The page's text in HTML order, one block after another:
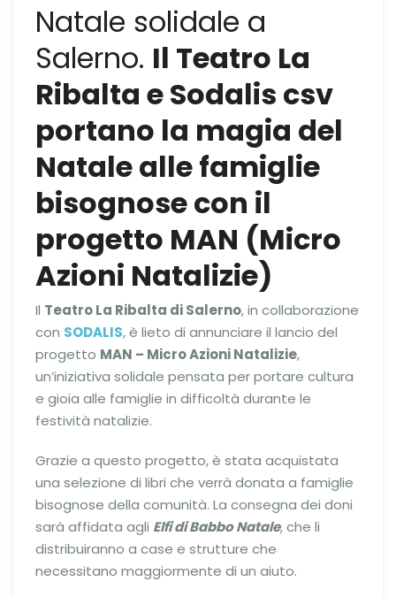
Natale solidale a
Salerno. Il Teatro La
Ribalta e Sodalis csv
portano la magia del
Natale alle famiglie
bisognose con il
progetto MAN (Micro
Azioni Natalizie)
Il Teatro La Ribalta di Salerno, in collaborazione
con SODALIS, è lieto di annunciare il lancio del
progetto MAN – Micro Azioni Natalizie,
un’iniziativa solidale pensata per portare cultura
e gioia alle famiglie in difficoltà durante le
festività natalizie.
Grazie a questo progetto, è stata acquistata
una selezione di libri che verrà donata a famiglie
bisognose della comunità. La consegna dei doni
sarà affidata agli Elfi di Babbo Natale, che li
distribuiranno a case e strutture che
necessitano maggiormente di un aiuto.